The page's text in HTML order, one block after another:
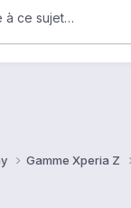
à ce sujet…
Gamme Xperia Z